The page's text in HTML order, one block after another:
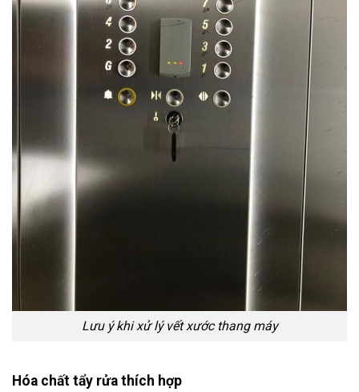
Lưu ý khi xử lý vết xước thang máy
Hóa chất tẩy rửa thích hợp